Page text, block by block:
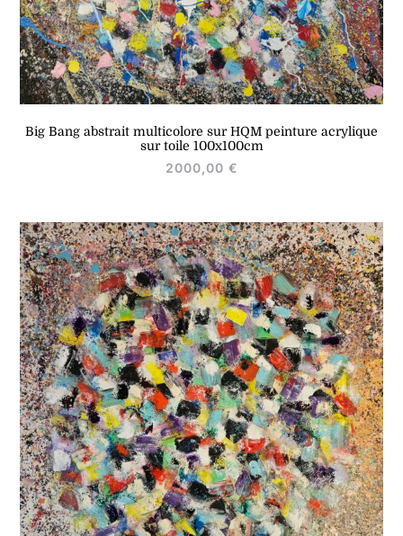
Big Bang abstrait multicolore sur HQM peinture acrylique
sur toile 100x100cm
2000,00 €